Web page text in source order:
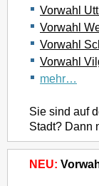
Vorwahl
Vorwahl
Vorwahl
Vorwahl
mehr…
Sie sind auf
Stadt? Dann
NEU: